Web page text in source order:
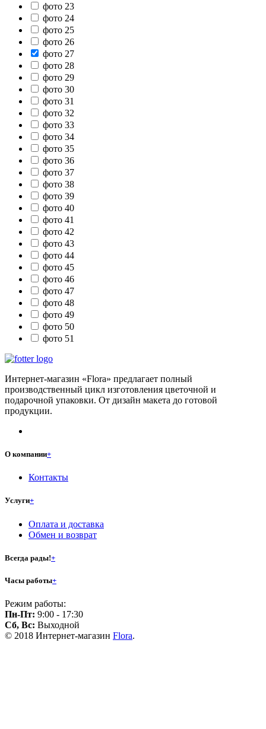
фото 23
фото 24
фото 25
фото 26
фото 27
фото 28
фото 29
фото 30
фото 31
фото 32
фото 33
фото 34
фото 35
фото 36
фото 37
фото 38
фото 39
фото 40
фото 41
фото 42
фото 43
фото 44
фото 45
фото 46
фото 47
фото 48
фото 49
фото 50
фото 51
Интернет-магазин «Flora» предлагает полный
производственный цикл изготовления цветочной и
подарочной упаковки. От дизайн макета до готовой
продукции.
О компании+
Контакты
Услуги+
Оплата и доставка
Обмен и возврат
Всегда рады!+
Часы работы+
Режим работы:
Пн-Пт: 9:00 - 17:30
Сб, Вс: Выходной
© 2018 Интернет-магазин Flora.